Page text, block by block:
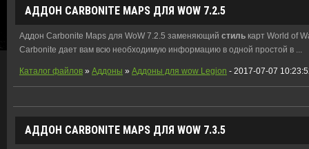
АДДОН CARBONITE MAPS ДЛЯ WOW 7.2.5
Аддон Carbonite Maps для WoW 7.2.5 заменяющий стиль карт World of
Carbonite дает вам всю необходимую информацию в одной простой в ...
Каталог файлов » Аддоны » Аддоны для wow Legion - 2017-07-07
АДДОН CARBONITE MAPS ДЛЯ WOW 7.3.5